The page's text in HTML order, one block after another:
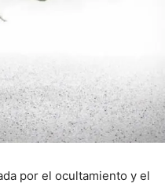
por el ocultamiento y el